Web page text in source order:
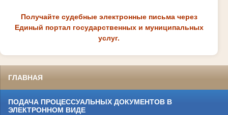
Получайте судебные электронные письма через
Единый портал государственных и муниципальных
услуг.
ГЛАВНАЯ
ПОДАЧА ПРОЦЕССУАЛЬНЫХ ДОКУМЕНТОВ В
ЭЛЕКТРОННОМ ВИДЕ